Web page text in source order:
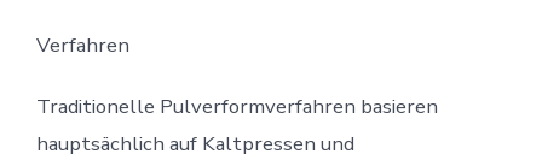
Verfahren
Traditionelle Pulverformverfahren basieren
hauptsächlich auf Kaltpressen und